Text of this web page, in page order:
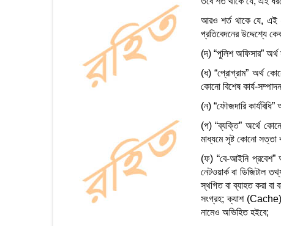
আরও শর্ত থাকে যে, এই
প্রতিবেদনের উদ্দেশ্যে
(দ) “পুলিশ অফিসার” অর্থ
(ধ) “প্রোগ্রাম” অর্থ
কোনো বিশেষ কার্য-
(ন) “ফৌজদারি কার্যবিধি”
(প) “ব্যক্তি” অর্থে
মাধ্যমে সৃষ্ট কোনো
(ফ) “বে-আইনি প্রবেশ”
নেটওয়ার্ক বা ডিজিটাল
স্থগিত বা ব্যাহত করা
সংগ্রহ; ক্যাশ (Cache)
নামেও অভিহিত হইবে;